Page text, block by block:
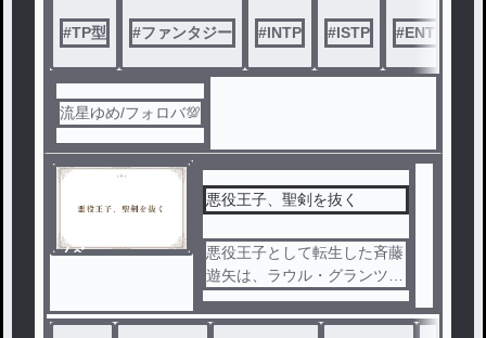
#TP型 #ファンタジー #INTP #ISTP #ENTP
流星ゆめ/フォロバ💯
ノベ
悪役王子、聖剣を抜く
悪役王子として転生した斉藤
遊矢は、ラウル・グランツと
して異世界で生きることを決
める。